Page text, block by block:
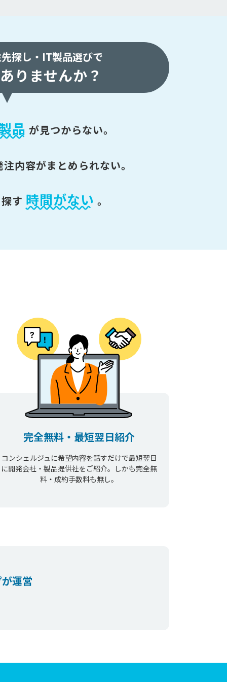
探し・ IT製品選びで
りませんか？
品 が見つからない。
注内容がまとめられない。
す 時間がない 。
完全無料・最短翌日紹介
コンシェルジュに希望内容を話すだけで最短翌日
に開発会社・製品提供社をご紹介。しかも完全無
料・成約手数料も無し。
運営